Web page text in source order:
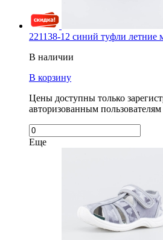
221138-12 синий туфли летние
В наличии
В корзину
Цены доступны только
авторизованным пользователям
Еще